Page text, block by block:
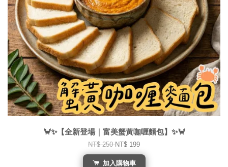
🦀✨【全新登場｜富美蟹黃咖喱麵包】✨🦀
NT$ 250NT$ 199
加入購物車